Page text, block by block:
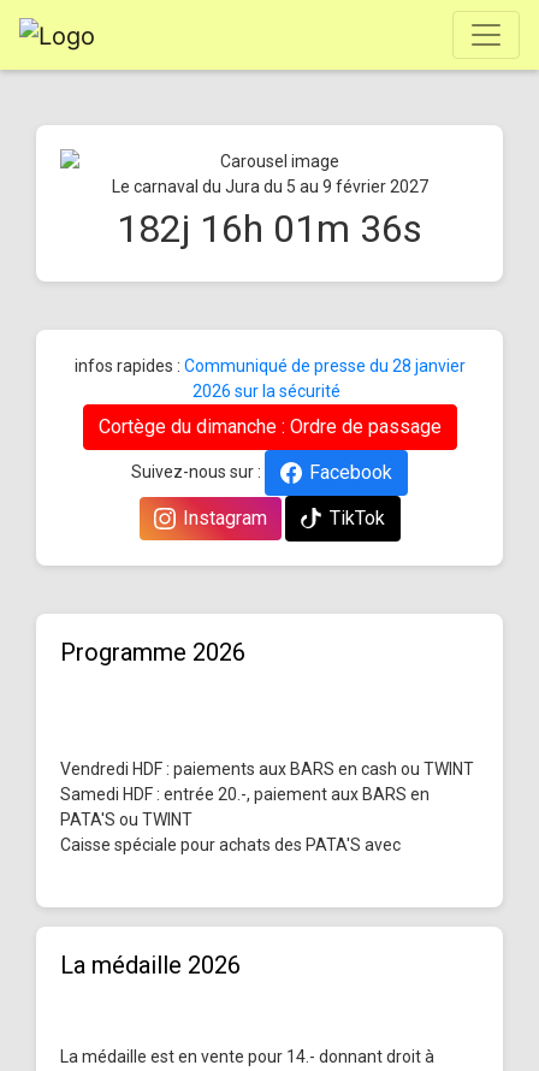
Le carnaval du Jura du 5 au 9 février 2027
182j 16h 01 m 36s
infos rapides : Communiqué de presse du 28 janvier
2026 sur la sécurité
Cortège du dimanche : Ordre de passage
Suivez-nous sur :
Facebook
Instagram
TikTok
Programme 2026
Vendredi HDF : paiements aux BARS en cash ou TWINT
Samedi HDF : entrée 20.-, paiement aux BARS en
PATA'S ou TWINT
Caisse spéciale pour achats des PATA'S avec
La médaille 2026
La médaille est en vente pour 14.- donnant droit à